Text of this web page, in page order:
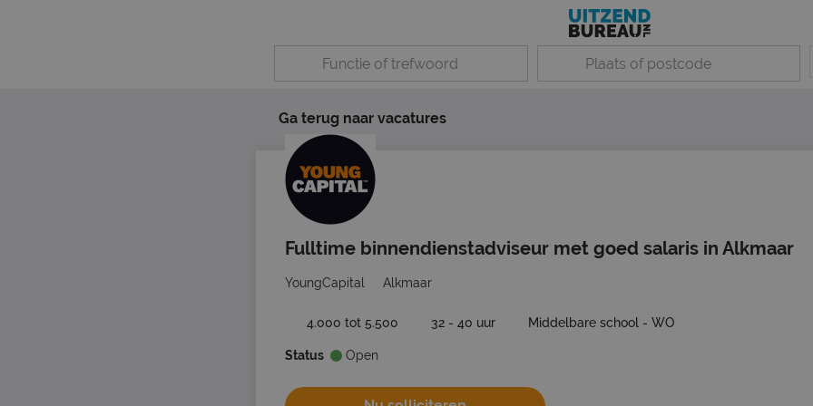
Ga terug naar vacatures
Fulltime binnendienstadviseur met goed salaris in Alkmaar
YoungCapital Alkmaar
4.000 tot 5.500 32 - 40 uur Middelbare school - WO
Status Open